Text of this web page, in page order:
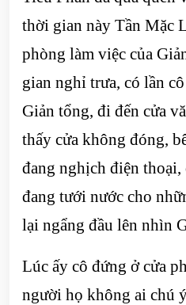
thời gian này Tần Mặc
phòng làm việc của
gian nghỉ trưa, có lần
Giản tổng, đi đến cửa
thấy cửa không đóng,
đang nghịch điện
đang tưới nước cho
lại ngẩng đầu lên nhìn
Lúc ấy cô đứng ở cửa
người họ không ai chú